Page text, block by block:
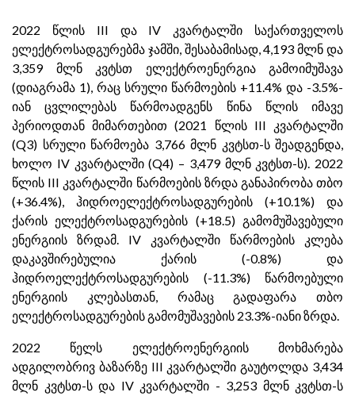
2022 წლის III და IV კვარტალში საქართველოს
ელექტროსადგურებმა ჯამში, შესაბამისად, 4,193 მლნ და
3,359 მლნ კვტსთ ელექტროენერგია გამოიმუშავა
(დიაგრამა 1), რაც სრული წარმოების +11.4% და -3.5%-
იან ცვლილებას წარმოადგენს წინა წლის იმავე
პერიოდთან მიმართებით (2021 წლის III კვარტალში
(Q3) სრული წარმოება 3,766 მლნ კვტსთ-ს შეადგენდა,
ხოლო IV კვარტალში (Q4) – 3,479 მლნ კვტსთ-ს). 2022
წლის III კვარტალში წარმოების ზრდა განაპირობა თბო
(+36.4%), ჰიდროელექტროსადგურების (+10.1%) და
ქარის ელექტროსადგურების (+18.5) გამომუშავებული
ენერგიის ზრდამ. IV კვარტალში წარმოების კლება
დაკავშირებულია ქარის (-0.8%) და
ჰიდროელექტროსადგურების (-11.3%) წარმოებული
ენერგიის კლებასთან, რამაც გადაფარა თბო
ელექტროსადგურების გამომუშავების 23.3%-იანი ზრდა.
2022 წელს ელექტროენერგიის მოხმარება
ადგილობრივ ბაზარზე III კვარტალში გაუტოლდა 3,434
მლნ კვტსთ-ს და IV კვარტალში - 3,253 მლნ კვტსთ-ს